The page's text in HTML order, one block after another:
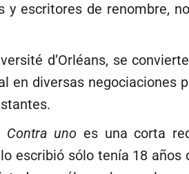
escritores de renombre,
d’Orléans, se
en diversas
Contra uno es una corta
escribió sólo tenía 18